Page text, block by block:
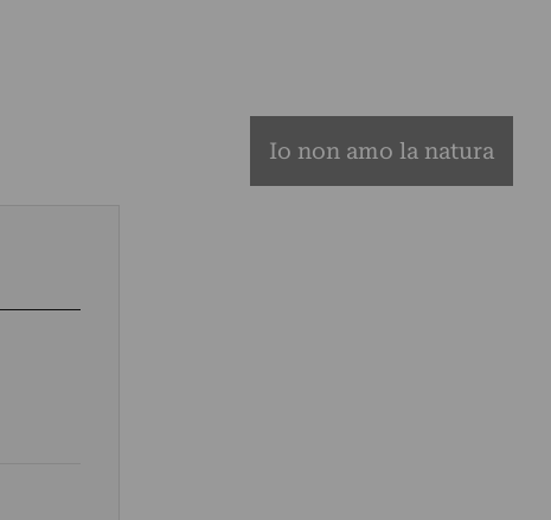
Io non amo la natura